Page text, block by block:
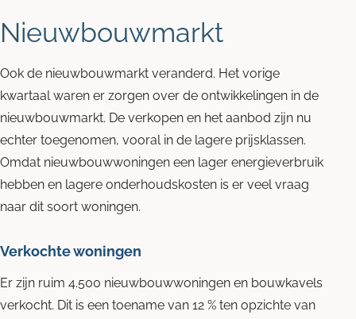
Nieuwbouwmarkt
Ook de nieuwbouwmarkt veranderd. Het vorige
kwartaal waren er zorgen over de ontwikkelingen in de
nieuwbouwmarkt. De verkopen en het aanbod zijn nu
echter toegenomen, vooral in de lagere prijsklassen.
Omdat nieuwbouwwoningen een lager energieverbruik
hebben en lagere onderhoudskosten is er veel vraag
naar dit soort woningen.
Verkochte woningen
Er zijn ruim 4.500 nieuwbouwwoningen en bouwkavels
verkocht. Dit is een toename van 12 % ten opzichte van